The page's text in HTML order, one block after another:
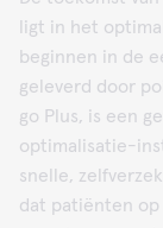
ligt in het
beginnen in de
geleverd door
go Plus, is een
optimalisatie-
snelle,
dat patiënten